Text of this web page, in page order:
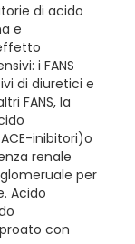
di acido
e
i FANS
di diuretici e
FANS, la
inibitori)o
renale
per
Acido
con